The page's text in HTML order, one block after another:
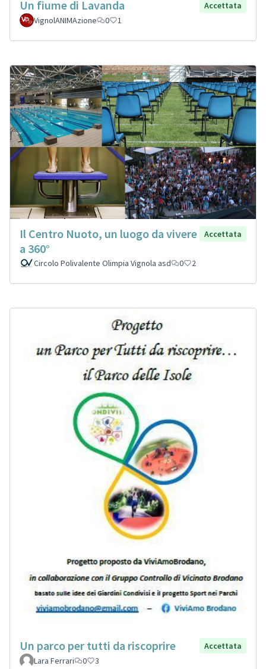
Un fiume di Lavanda
Accettata
VignolANIMAzione
0 1
Il Centro Nuoto, un luogo da vivere
a 360°
Accettata
Circolo Polivalente Olimpia Vignola asd 0 2
Un parco per tutti da riscoprire
Accettata
Lara Ferrari
0 3